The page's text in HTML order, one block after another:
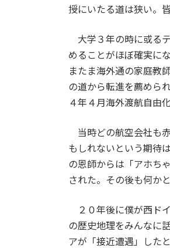
授にいたる道は狭い。
大学３年の時に或る
めることがほぼ確実に
またま海外通の家庭教
の道から転進を薦めら
４年４月海外渡航自由
当時どの航空会社も
もしれないという期待
の恩師からは「アホち
された。その後も何か
２０年後に僕が西ド
の歴史地理をみんなに
アが「接近遭遇」した